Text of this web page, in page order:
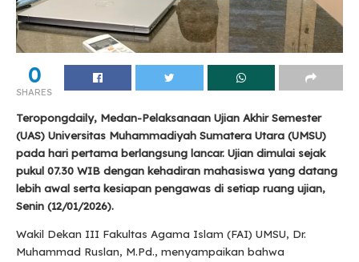
0
SHARES
Teropongdaily, Medan-Pelaksanaan Ujian Akhir Semester
(UAS) Universitas Muhammadiyah Sumatera Utara (UMSU)
pada hari pertama berlangsung lancar. Ujian dimulai sejak
pukul 07.30 WIB dengan kehadiran mahasiswa yang datang
lebih awal serta kesiapan pengawas di setiap ruang ujian,
Senin (12/01/2026).
Wakil Dekan III Fakultas Agama Islam (FAI) UMSU, Dr.
Muhammad Ruslan, M.Pd., menyampaikan bahwa